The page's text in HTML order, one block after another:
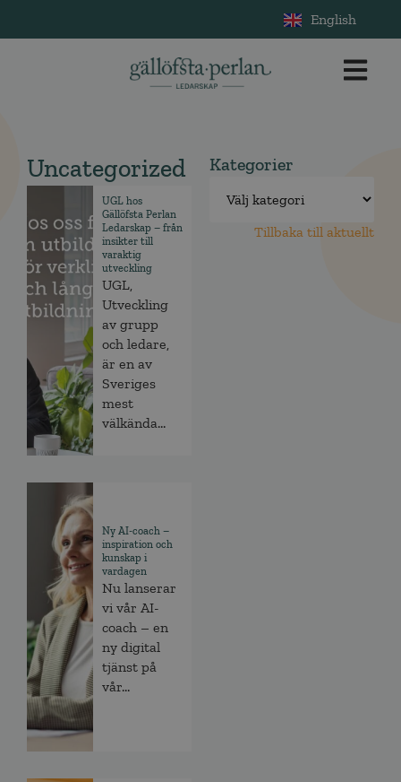
English
Kategorier
Tillbaka till aktuellt
Uncategorized
UGL hos
Gällöfsta Perlan
Ledarskap – från
insikter till
varaktig
utveckling
UGL,
Utveckling
av grupp
och ledare,
är en av
Sveriges
mest
välkända...
Ny AI-coach –
inspiration och
kunskap i
vardagen
Nu lanserar
vi vår AI-
coach – en
ny digital
tjänst på
vår...